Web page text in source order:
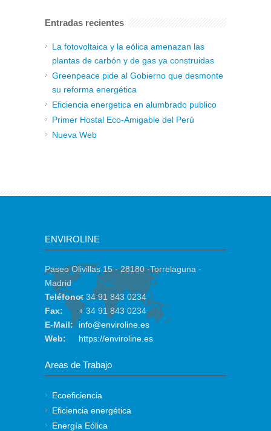
Entradas recientes
La fotovoltaica y la eólica amenazan las
plantas de carbón y de gas ya construidas
Greenpeace pide al Gobierno que desmonte
su reforma energética
Eficiencia energetica en alumbrado publico
Primer Hostal Eco-Amigable del Perú
Nueva Web
ENVIROLINE
Paseo Olivillas 15 - 28180 -Torrelaguna -
Madrid
Teléfono:+ 34 91 843 0234
Fax:
+ 34 91 843 0234
E-Mail: info@enviroline.es
Web:
https://enviroline.es
Areas de Trabajo
Ecoeficiencia
Eficiencia energética
Energía Eólica